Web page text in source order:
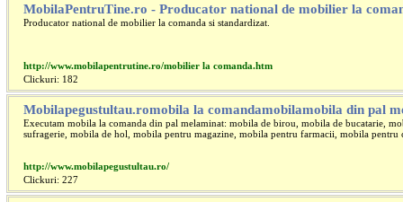
MobilaPentruTine.ro - Producator national de mobilier la
Producator national de mobilier la comanda si standardizat.
http://www.mobilapentrutine.ro/mobilier la comanda.htm
Clickuri: 182
Mobilapegustultau.romobila la comandamobilamobila din pal
Executam mobila la comanda din pal melaminat: mobila de birou, mobila de bucatarie,
sufragerie, mobila de hol, mobila pentru magazine, mobila pentru farmacii, mobila
http://www.mobilapegustultau.ro/
Clickuri: 227